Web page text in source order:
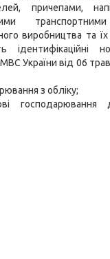
причепами,
виробництва та
України від 06
з обліку;